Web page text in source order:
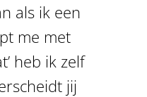
als ik een
me met
heb ik zelf
jij